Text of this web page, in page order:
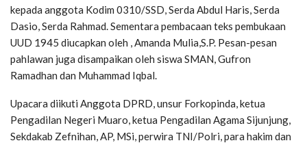
kepada anggota Kodim 0310/SSD, Serda Abdul Haris, Serda
Dasio, Serda Rahmad. Sementara pembacaan teks pembukaan
UUD 1945 diucapkan oleh , Amanda Mulia,S.P. Pesan-pesan
pahlawan juga disampaikan oleh siswa SMAN, Gufron
Ramadhan dan Muhammad Iqbal.
Upacara diikuti Anggota DPRD, unsur Forkopinda, ketua
Pengadilan Negeri Muaro, ketua Pengadilan Agama Sijunjung,
Sekdakab Zefnihan, AP, MSi, perwira TNI/Polri, para hakim dan